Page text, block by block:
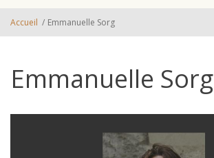
Accueil / Emmanuelle Sorg
Emmanuelle Sorg